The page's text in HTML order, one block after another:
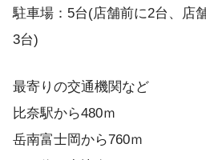
駐車場：5台(店舗前に2台、店
3台)
最寄りの交通機関など
比奈駅から480ｍ
岳南富士岡から760ｍ